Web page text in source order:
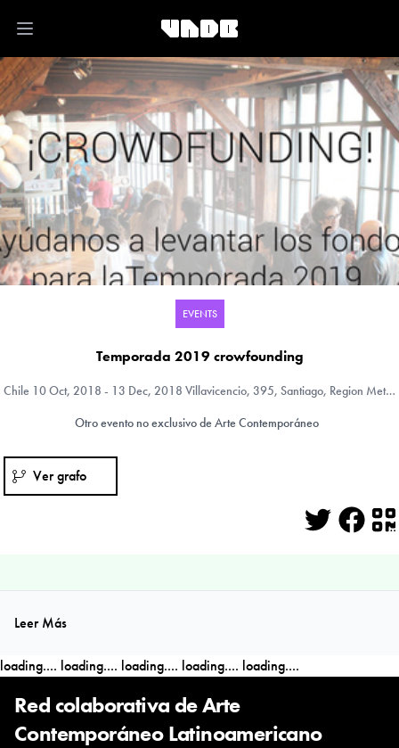
Open main menu
EVENTS
Temporada 2019 crowfounding
Chile 10 Oct, 2018 - 13 Dec, 2018 Villavicencio, 395, Santiago, Region Metropolitana (RM), Chile
Otro evento no exclusivo de Arte Contemporáneo
Ver grafo
Leer Más
loading.... loading.... loading.... loading.... loading....
Red colaborativa de Arte
Contemporáneo Latinoamericano